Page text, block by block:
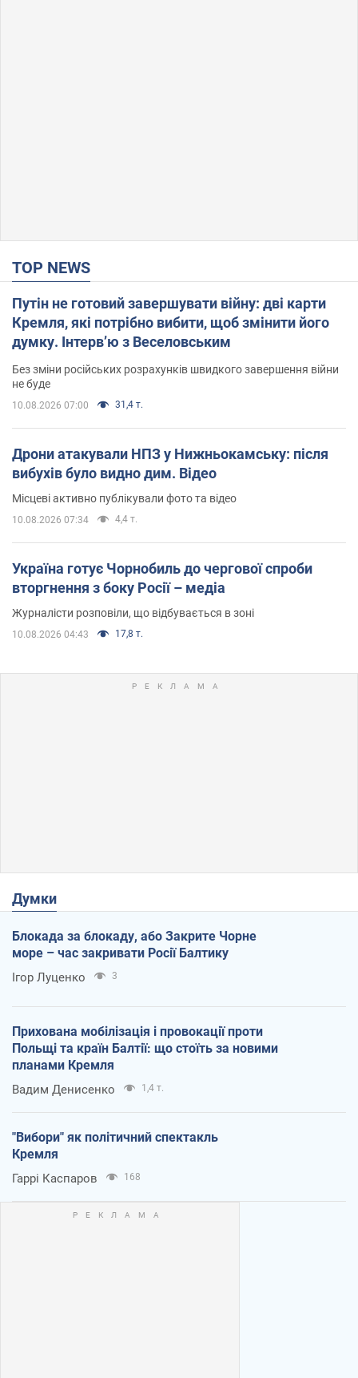
TOP NEWS
Путін не готовий завершувати війну: дві карти
Кремля, які потрібно вибити, щоб змінити його
думку. Інтерв’ю з Веселовським
Без зміни російських розрахунків швидкого завершення війни
не буде
10.08.2026 07:00 31,4 т.
Дрони атакували НПЗ у Нижньокамську: після
вибухів було видно дим. Відео
Місцеві активно публікували фото та відео
10.08.2026 07:34 4,4 т.
Україна готує Чорнобиль до чергової спроби
вторгнення з боку Росії – медіа
Журналісти розповіли, що відбувається в зоні
10.08.2026 04:43 17,8 т.
Думки
Блокада за блокаду, або Закрите Чорне
море – час закривати Росії Балтику
Ігор Луценко 3
Прихована мобілізація і провокації проти
Польщі та країн Балтії: що стоїть за новими
планами Кремля
Вадим Денисенко 1,4 т.
"Вибори" як політичний спектакль
Кремля
Гаррі Каспаров 168